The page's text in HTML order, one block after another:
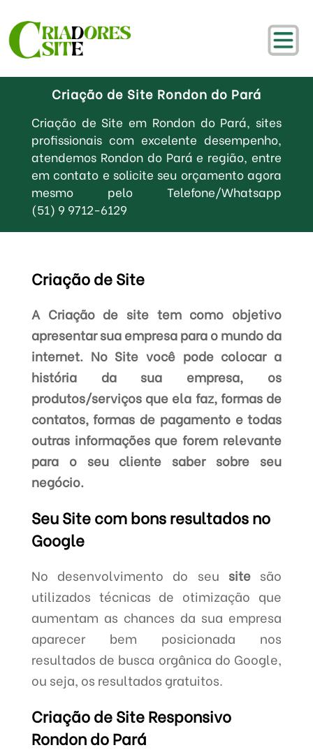
Criação de Site Rondon do Pará
Criação de Site em Rondon do Pará, sites
profissionais com excelente desempenho,
atendemos Rondon do Pará e região, entre
em contato e solicite seu orçamento agora
mesmo pelo Telefone/Whatsapp
(51) 9 9712-6129
Criação de Site
A Criação de site tem como objetivo
apresentar sua empresa para o mundo da
internet. No Site você pode colocar a
história da sua empresa, os
produtos/serviços que ela faz, formas de
contatos, formas de pagamento e todas
outras informações que forem relevante
para o seu cliente saber sobre seu
negócio.
Seu Site com bons resultados no
Google
No desenvolvimento do seu sitesão
utilizados técnicas de otimização que
aumentam as chances da sua empresa
aparecer bem posicionada nos
resultados de busca orgânica do Google,
ou seja, os resultados gratuitos.
Criação de Site Responsivo
Rondon do Pará